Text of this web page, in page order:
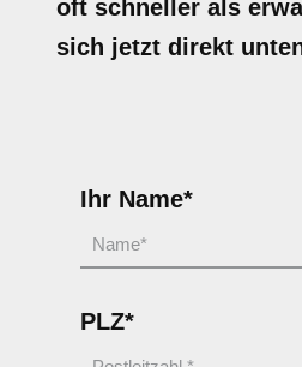
oft schneller als
sich jetzt direkt
Ihr Name*
PLZ*